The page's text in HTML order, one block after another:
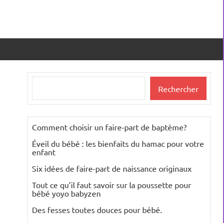
Rechercher
Comment choisir un faire-part de baptême?
Éveil du bébé : les bienfaits du hamac pour votre
enfant
Six idées de faire-part de naissance originaux
Tout ce qu’il faut savoir sur la poussette pour
bébé yoyo babyzen
Des fesses toutes douces pour bébé.